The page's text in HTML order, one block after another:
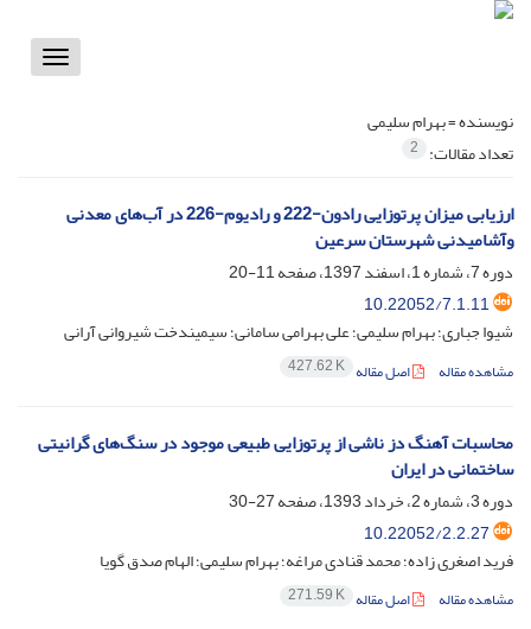
Toggle
نویسنده =بهرام سلیمی
تعداد مقالات: 2
ارزیابی میزان پرتوزایی رادون-222 و رادیوم-226 در آب‌های معدنی
وآشامیدنی شهرستان سرعین
دوره 7، شماره 1، اسفند 1397، صفحه
11-20
10.22052/7.1.11
شیوا جباری؛ بهرام سلیمی؛ علی بهرامی سامانی؛ سیمیندخت شیروانی آرانی
مشاهده مقاله اصل مقاله 427.62 K
محاسبات آهنگ دز ناشی از پرتوزایی طبیعی موجود در سنگ‌های گرانیتی
ساختمانی در ایران
دوره 3، شماره 2، خرداد 1393، صفحه
27-30
10.22052/2.2.27
فرید اصغری زاده؛ محمد قنادی مراغه؛ بهرام سلیمی؛ الهام صدق گویا
مشاهده مقاله اصل مقاله 271.59 K